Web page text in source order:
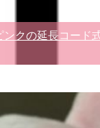
ンクの延長コード